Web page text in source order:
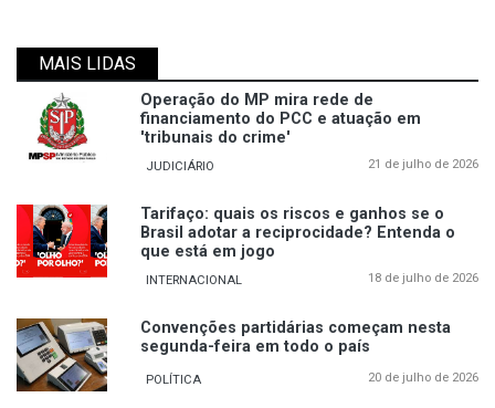
MAIS LIDAS
Operação do MP mira rede de
financiamento do PCC e atuação em
'tribunais do crime'
JUDICIÁRIO 21 de julho de 2026
Tarifaço: quais os riscos e ganhos se o
Brasil adotar a reciprocidade? Entenda o
que está em jogo
INTERNACIONAL 18 de julho de 2026
Convenções partidárias começam nesta
segunda-feira em todo o país
POLÍTICA 20 de julho de 2026